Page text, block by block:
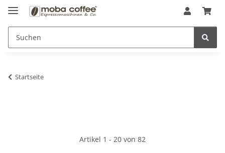
Startseite
Artikel 1 - 20 von 82